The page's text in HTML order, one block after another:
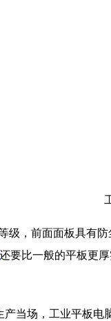
级，前面面板具有
还要比一般的平板更厚
当场，工业平板